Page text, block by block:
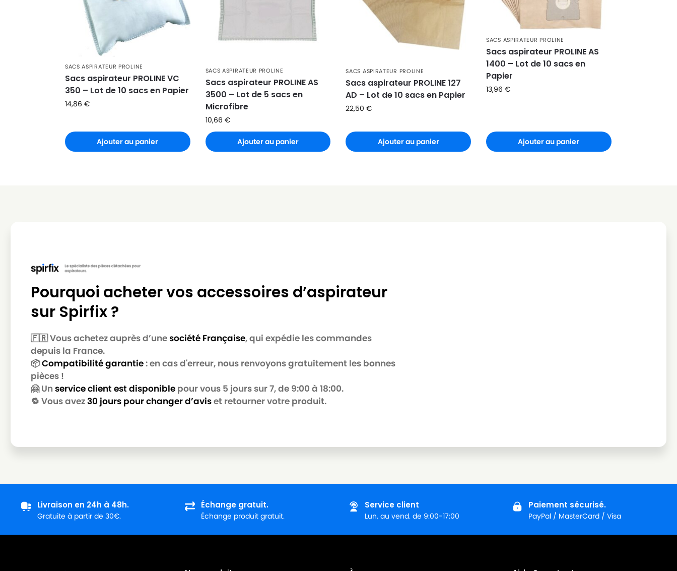
SACS ASPIRATEUR PROLINE
Sacs aspirateur PROLINE VC
350 – Lot de 10 sacs en Papier
14,86 €
Ajouter au panier
SACS ASPIRATEUR PROLINE
Sacs aspirateur PROLINE AS
3500 – Lot de 5 sacs en
Microfibre
10,66 €
Ajouter au panier
SACS ASPIRATEUR PROLINE
Sacs aspirateur PROLINE 127
AD – Lot de 10 sacs en Papier
22,50€
Ajouter au panier
SACS ASPIRATEUR PROLINE
Sacs aspirateur PROLINE AS
1400 – Lot de 10 sacs en
Papier
13,96€
Ajouter au panier
Pourquoi acheter vos accessoires d’aspirateur
sur Spirfix ?
🇫🇷 Vous achetez auprès d’unesociété Française, qui expédie les commandes
depuis la France.
📦Compatibilité garantie: en cas d'erreur, nous renvoyons gratuitement les bonnes
pièces !
🤗 Un service client est disponible pour vous 5 jours sur 7, de 9:00 à 18:00.
🔁 Vous avez30 jours pour changer d’aviset retourner votre produit.
Livraison en 24h à 48h.
Gratuite à partir de 30€.
Échange gratuit.
Échange produit gratuit.
Service client
Lun. au vend. de 9:00-17:00
Paiement sécurisé.
PayPal / MasterCard / Visa